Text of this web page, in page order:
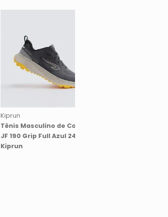
Kiprun
Tênis Masculino de Corrida
JF 190 Grip Full Azul 24
Kiprun